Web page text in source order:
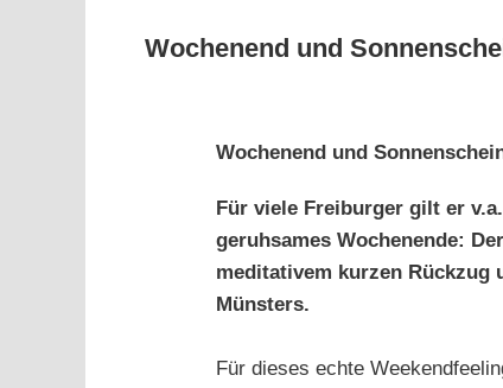
Wochenend und
grösseresWochenend und
Für viele Freiburger gilt er
geruhsames Wochenende:
meditativem kurzen Rückzug
Münsters.
Für dieses echte